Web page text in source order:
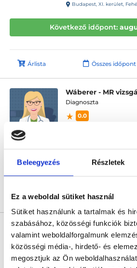
Beleegyezés Részletek
Ez a weboldal sütiket használ
Sütiket használunk a tartalmak és
szabásához, közösségi funkciók
valamint weboldalforgalmunk
közösségi média-, hirdető- és
megosztjuk az Ön
Budapest, XI. kerület,
Következő időpont:
Árlista Összes időpont
Wáberer - MR
Diagnoszta
0.0
Budapest, XII. kerület, Alkotás
Következő időpont:
Árlista Összes időpont
* Szakorvos jelölt (rezidens): általános orvosi
orvos, aki jogszabályok szerinti szakorvosi
megszerzésére irányuló képzésben vesz
önállóan nem végezhető szakmai
felelősséggel tartozik és azt közvetlenül
szolgáltató szakorvosa az első részvizsgáig,